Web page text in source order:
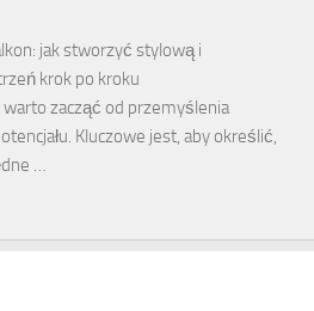
jak stworzyć stylową i
krok po kroku
warto zacząć od przemyślenia
Kluczowe jest, aby określić,
…